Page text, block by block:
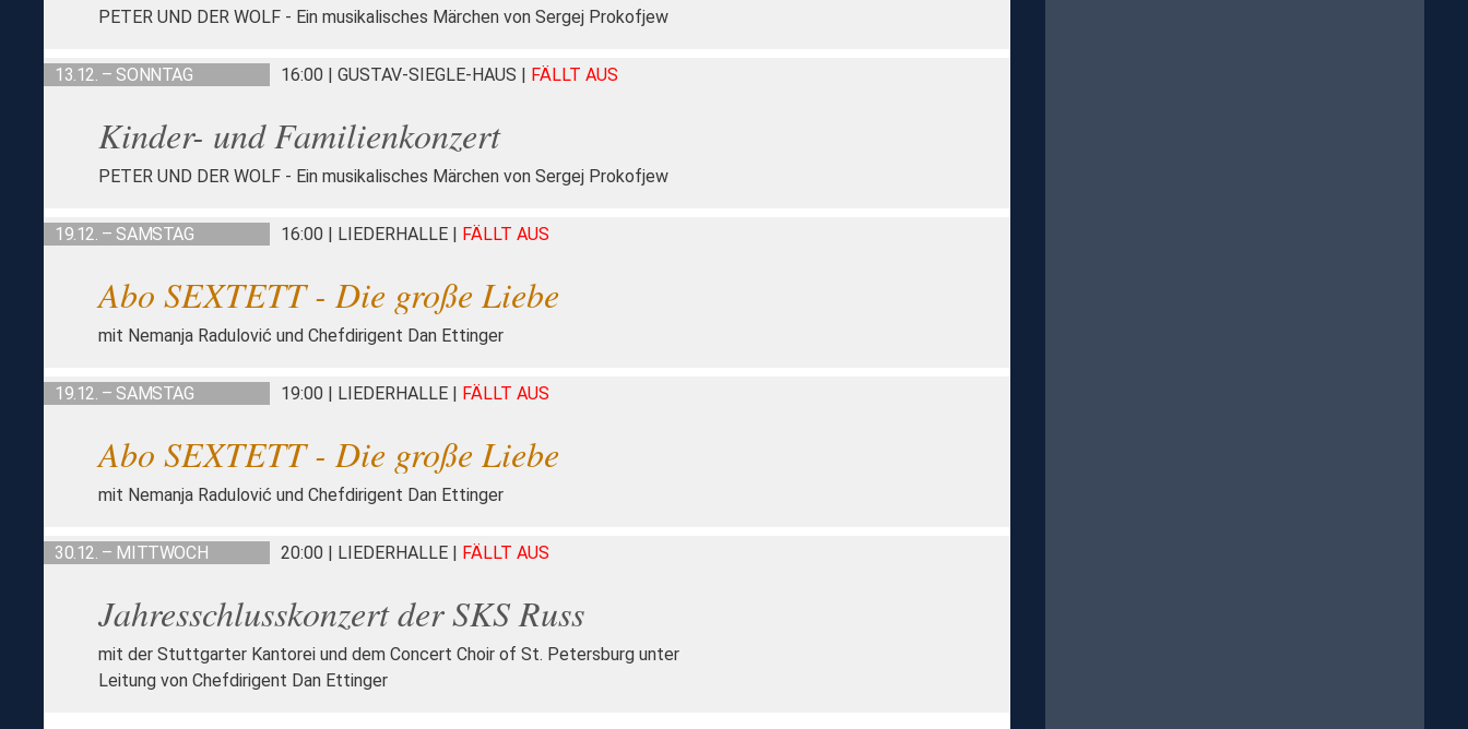
PETER UND DER WOLF - Ein musikalisches Märchen von Sergej Prokofjew
13.12. – SONNTAG 16:00 | GUSTAV-SIEGLE-HAUS | FÄLLT AUS
Kinder- und Familienkonzert
PETER UND DER WOLF - Ein musikalisches Märchen von Sergej Prokofjew
19.12. – SAMSTAG 16:00 | LIEDERHALLE | FÄLLT AUS
Abo SEXTETT - Die große Liebe
mit Nemanja Radulović und Chefdirigent Dan Ettinger
19.12. – SAMSTAG 19:00 | LIEDERHALLE | FÄLLT AUS
Abo SEXTETT - Die große Liebe
mit Nemanja Radulović und Chefdirigent Dan Ettinger
30.12. – MITTWOCH 20:00 | LIEDERHALLE | FÄLLT AUS
Jahresschlusskonzert der SKS Russ
mit der Stuttgarter Kantorei und dem Concert Choir of St. Petersburg unter
Leitung von Chefdirigent Dan Ettinger